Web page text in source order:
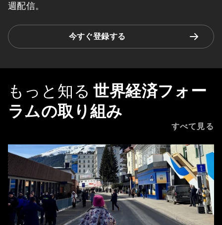
週配信。
今すぐ登録する
もっと知る 世界経済フォー
ラムの取り組み
すべて見る